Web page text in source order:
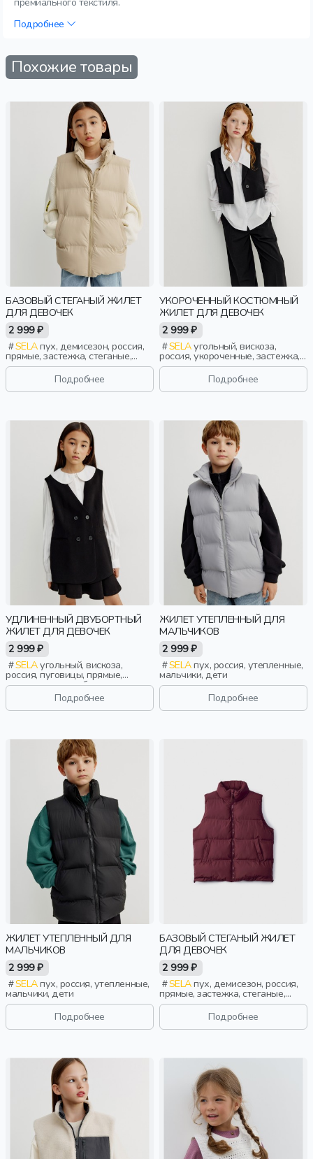
Подробнее
Похожие товары
БАЗОВЫЙ СТЕГАНЫЙ ЖИЛЕТ
ДЛЯ ДЕВОЧЕК
2 999 ₽
SELAпух, демисезон, россия,
прямые, застежка, стеганые,
прорези, непромокаемые,
воротник, воротник-стойка,
девочки, детиПодробнее
УКОРОЧЕННЫЙ КОСТЮМНЫЙ
ЖИЛЕТ ДЛЯ ДЕВОЧЕК
2 999 ₽
SELAугольный, вискоза,
россия, укороченные, застежка,
школа, прорези, вырез, воротник,
девочки, детиПодробнее
УДЛИНЕННЫЙ ДВУБОРТНЫЙ
ЖИЛЕТ ДЛЯ ДЕВОЧЕК
2 999 ₽
SELAугольный, вискоза,
россия, пуговицы, прямые,
удлиненные, двубортные,
застежка, школа, прорези, вырез,
девочки, детиПодробнее
ЖИЛЕТ УТЕПЛЕННЫЙ ДЛЯ
МАЛЬЧИКОВ
2 999 ₽
SELAпух, россия, утепленные,
мальчики, дети
Подробнее
ЖИЛЕТ УТЕПЛЕННЫЙ ДЛЯ
МАЛЬЧИКОВ
2 999 ₽
SELAпух, россия, утепленные,
мальчики, дети
Подробнее
БАЗОВЫЙ СТЕГАНЫЙ ЖИЛЕТ
ДЛЯ ДЕВОЧЕК
2 999 ₽
SELAпух, демисезон, россия,
прямые, застежка, стеганые,
прорези, непромокаемые,
воротник, воротник-стойка,
девочки, детиПодробнее